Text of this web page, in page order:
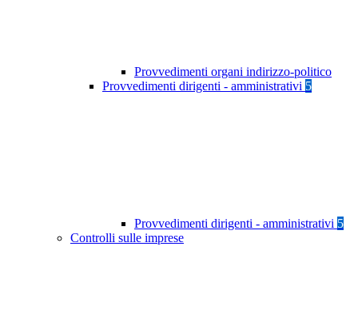
Provvedimenti organi indirizzo-politico
Provvedimenti dirigenti - amministrativi 5
Provvedimenti dirigenti - amministrativi 5
Controlli sulle imprese